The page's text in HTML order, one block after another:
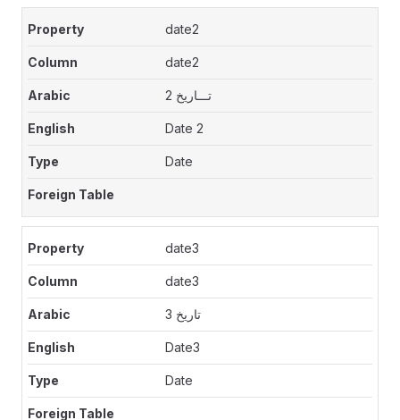
date2
date2
تـــاريخ 2
Date 2
Date
date3
date3
تاريخ 3
Date3
Date